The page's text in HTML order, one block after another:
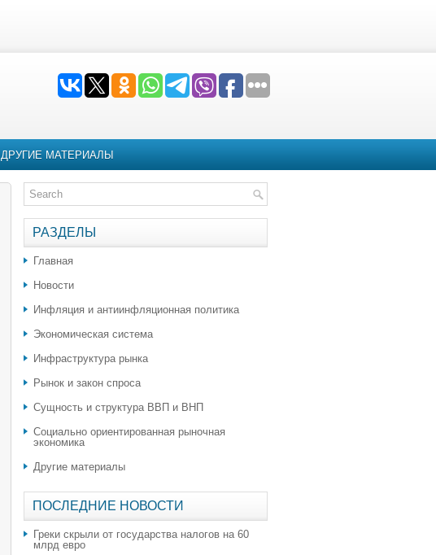
ДРУГИЕ МАТЕРИАЛЫ
РАЗДЕЛЫ
Главная
Новости
Инфляция и антиинфляционная политика
Экономическая система
Инфраструктура рынка
Рынок и закон спроса
Сущность и структура ВВП и ВНП
Социально ориентированная рыночная
экономика
Другие материалы
ПОСЛЕДНИЕ НОВОСТИ
Греки скрыли от государства налогов на 60
млрд евро